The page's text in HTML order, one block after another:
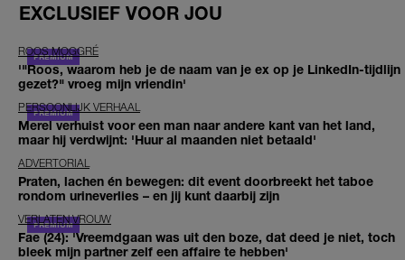
EXCLUSIEF VOOR JOU
ROOS MOGGRÉ
'"Roos, waarom heb je de naam van je ex op je LinkedIn-tijdlijn
gezet?" vroeg mijn vriendin'
PERSOONLIJK VERHAAL
Merel verhuist voor een man naar andere kant van het land,
maar hij verdwijnt: 'Huur al maanden niet betaald'
ADVERTORIAL
Praten, lachen én bewegen: dit event doorbreekt het taboe
rondom urineverlies – en jij kunt daarbij zijn
VERLATEN VROUW
Fae (24): 'Vreemdgaan was uit den boze, dat deed je niet, toch
bleek mijn partner zelf een affaire te hebben'